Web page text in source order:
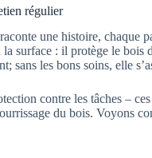
régulier
une histoire, chaque
surface : il protège le bois
sans les bons soins, elle
contre les tâches –
du bois. Voyons